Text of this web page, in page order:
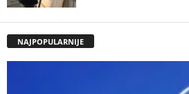
NAJPOPULARNIJE